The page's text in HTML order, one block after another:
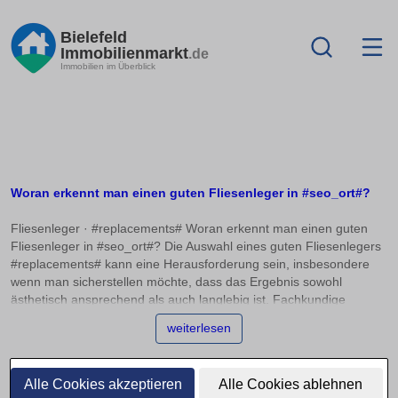
Alle Cookies akzeptieren Alle Cookies ablehnen
Bielefeld
Immobilienmarkt.de
Immobilien im Überblick
Woran erkennt man einen guten Fliesenleger in #seo_ort#?
Fliesenleger · #replacements# Woran erkennt man einen guten
Fliesenleger in #seo_ort#? Die Auswahl eines guten Fliesenlegers
#replacements# kann eine Herausforderung sein, insbesondere
wenn man sicherstellen möchte, dass das Ergebnis sowohl
ästhetisch ansprechend als auch langlebig ist. Fachkundige
Betriebe zeichnen sich oft durch Innungsmitgliedschaft und
Meistertitel aus, bieten aber auch aussagekräftige
einen kompetenten Fliesenleger erkennen, wie Sie
Musterreferenzen prüfen und welche Rolle Kundenbewertungen
weiterlesen